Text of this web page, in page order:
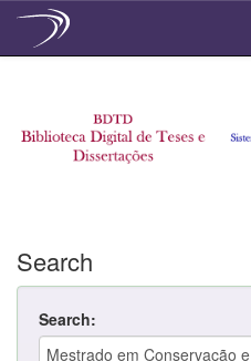
Search
Search: